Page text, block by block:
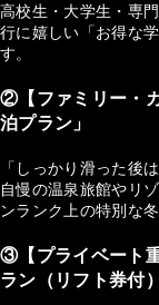
高校生・大学生・専
行に嬉しい「お得な
す。
②【ファミリー・
泊プラン」
「しっかり滑った後
自慢の温泉旅館やリ
ンランク上の特別な
③【プライベート
ラン（リフト券付）